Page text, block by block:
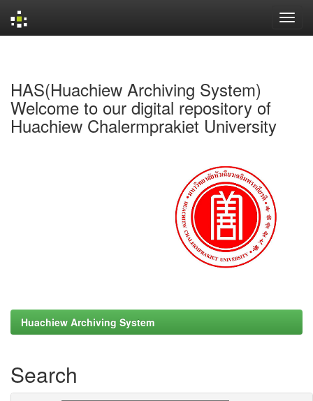
HAS(Huachiew Archiving System)
Welcome to our digital repository of
Huachiew Chalermprakiet University
Huachiew Archiving System
Search